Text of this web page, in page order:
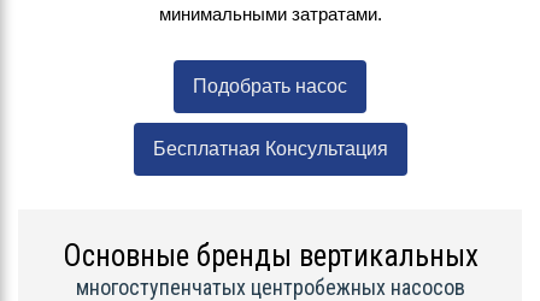
минимальными затратами.
Подобрать насос
Бесплатная Консультация
Основные бренды вертикальных
многоступенчатых центробежных насосов